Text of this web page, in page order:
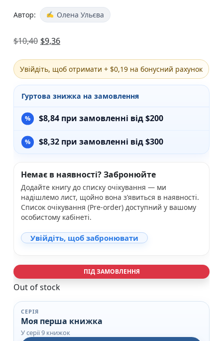
Автор: Олена Ульєва
$10,40 $9,36
Увійдіть, щоб отримати + $0,19 на бонусний рахунок
Гуртова знижка на замовлення
$8,84 при замовленні від $200
$8,32 при замовленні від $300
Немає в наявності? Забронюйте
Додайте книгу до списку очікування — ми
надішлемо лист, щойно вона з’явиться в наявності.
Список очікування (Pre-order) доступний у вашому
особистому кабінеті.
Увійдіть, щоб забронювати
ПІД ЗАМОВЛЕННЯ
Out of stock
СЕРІЯ
Моя перша книжка
У серії 9 книжок